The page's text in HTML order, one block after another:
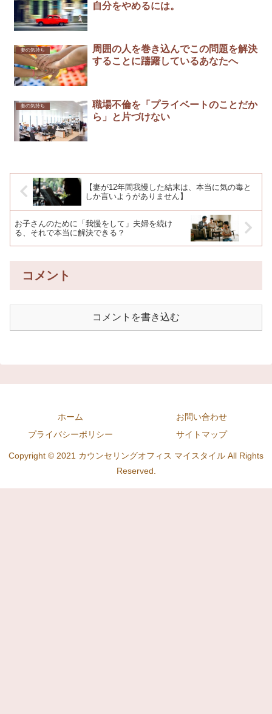
自分をやめるには。
妻の気持ち
周囲の人を巻き込んでこの問題を解決
することに躊躇しているあなたへ
妻の気持ち
職場不倫を「プライベートのことだか
ら」と片づけない
【妻が12年間我慢した結末は、本当に気の毒と
しか言いようがありません】
お子さんのために「我慢をして」夫婦を続け
る、それで本当に解決できる？
コメント
コメントを書き込む
ホーム
お問い合わせ
プライバシーポリシー
サイトマップ
Copyright © 2021 カウンセリングオフィス マイスタイル All Rights
Reserved.